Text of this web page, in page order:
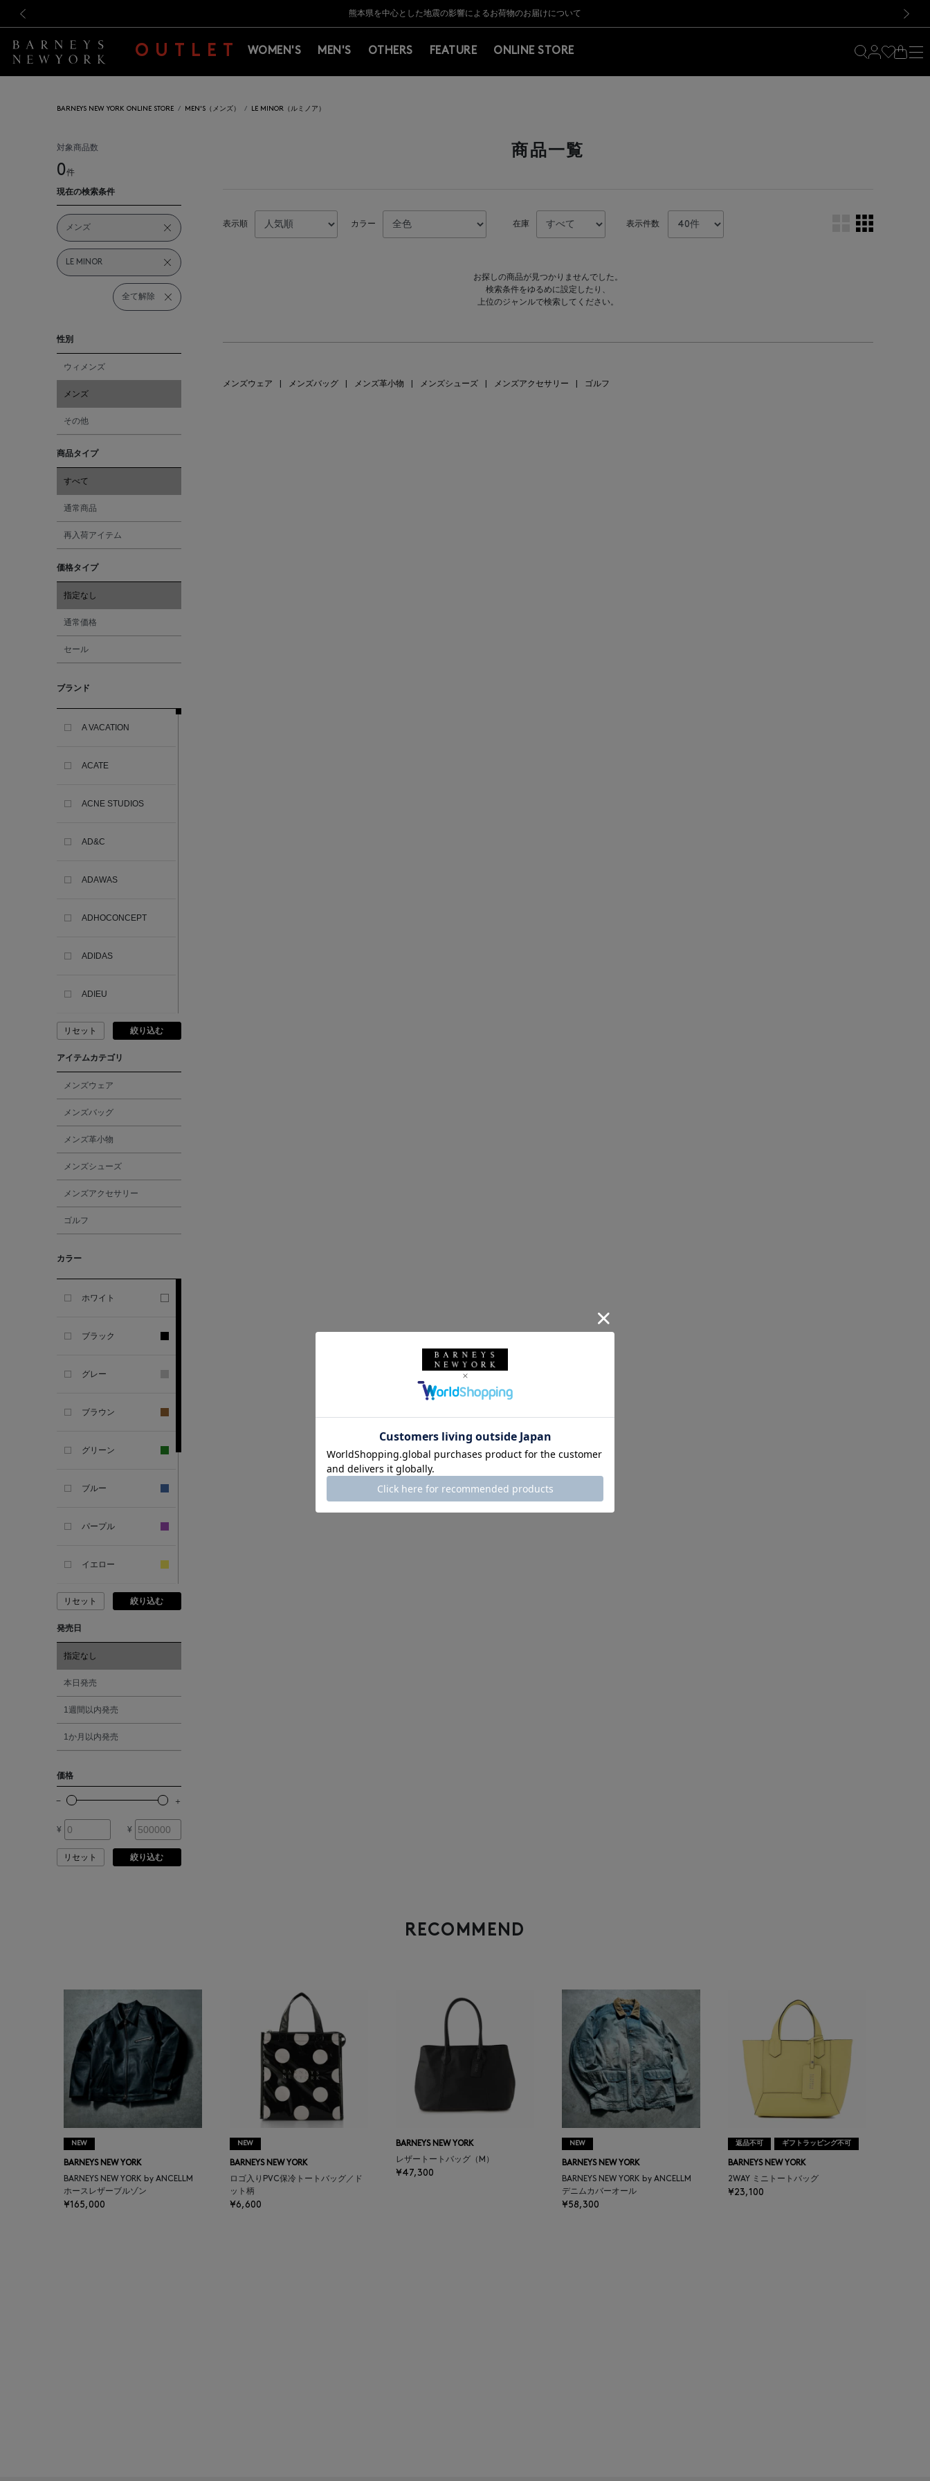
新規登録のお客様も対象！＜MY BARNEYS＞会員のお客様は11,000円（税込）以上のお買上げで常時送料無料！お買い物の際は会員登録を！
【夏季休業に伴う返品・交換承り一時停止のお知らせ】（2026.8.5）
熊本県を中心とした地震の影響によるお荷物のお届けについて
【開催中】SUMMER SALEのご案内・ご注意事項
新規登録のお客様も対象！＜MY BARNEYS＞会員のお客様は11,000円（税込）以上のお買上げで常時送料無料！お買い物の際は会員登録を！
【夏季休業に伴う返品・交換承り一時停止のお知らせ】（2026.8.5）
OUTLET WOMEN'S MEN'S OTHERS FEATURE ONLINE STORE
BARNEYS NEW YORK ONLINE STORE MEN'S（メンズ） LE MINOR（ルミノア）
対象商品数
0件
現在の検索条件
メンズ
LE MINOR
全て解除
性別
ウィメンズ
メンズ
その他
商品タイプ
すべて
通常商品
再入荷アイテム
価格タイプ
指定なし
通常価格
セール
ブランド
A VACATION
ACATE
ACNE STUDIOS
AD&C
ADAWAS
ADHOCONCEPT
ADIDAS
ADIEU
ADLIN HUE
ADVISORY BOARD
CRYSTALS
AKIKO OGAWA.
ALBERT THURSTON
SANDAL
ANDERSONS
ANTIPAST
ANYA HINDMARCH
ARCS LONDON
ASAUCE MELER
ATHLETICS FTWR
ATTO VANNUCCI
FIRENZE
AURALEE
AUTRY
BAGUTTA
リセット 絞り込む
アイテムカテゴリ
メンズウェア
メンズバッグ
メンズ革小物
メンズシューズ
メンズアクセサリー
ゴルフ
カラー
ホワイト
ブラック
グレー
ブラウン
グリーン
ブルー
パープル
イエロー
ピンク
レッド
オレンジ
シルバー
リセット 絞り込む
発売日
指定なし
本日発売
1週間以内発売
1か月以内発売
価格
¥ ¥
リセット 絞り込む
商品一覧
表示順 カラー 在庫 表示件数
お探しの商品が見つかりませんでした。
検索条件をゆるめに設定したり、
上位のジャンルで検索してください。
メンズウェア メンズバッグ メンズ革小物 メンズシューズ メンズアクセサリー ゴルフ
RECOMMEND
NEW
BARNEYS NEW YORK
BARNEYS NEW YORK by ANCELLM
ホースレザーブルゾン
¥165,000
NEW
BARNEYS NEW YORK
ロゴ入りPVC保冷トートバッグ／ド
ット柄
¥6,600
BARNEYS NEW YORK
レザートートバッグ（M）
¥47,300
NEW
BARNEYS NEW YORK
BARNEYS NEW YORK by ANCELLM
デニムカバーオール
¥58,300
返品不可 ギフトラッピング不可
BARNEYS NEW YORK
2WAY ミニトートバッグ
¥23,100